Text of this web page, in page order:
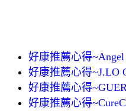
好康推薦心得~Angel
好康推薦心得~J.LO
好康推薦心得
好康推薦心得